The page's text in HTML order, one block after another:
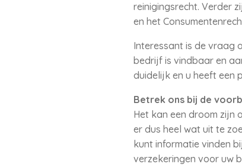
reinigingsrecht. Verder
en het
Interessant is de vraag
bedrijf is vindbaar en
duidelijk en u heeft een
Betrek ons bij de
Het kan een droom zijn
er dus heel wat uit te
kunt informatie vinden
verzekeringen voor uw